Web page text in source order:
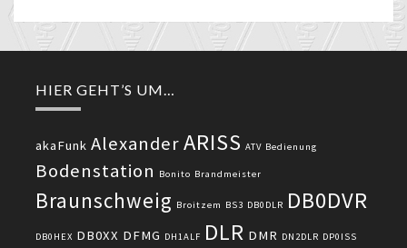
HIER GEHT’S UM…
akaFunk AlexanderARISS ATV Bedienung
Bodenstation Bonito Brandmeister
Braunschweig Broitzem BS3 DB0DLR DB0DVR
DB0HEX DB0XX DFMG DH1ALF DLR DMR DN2DLR DP0ISS